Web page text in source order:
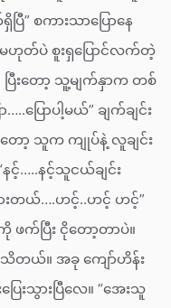
စကားသာပြောနေ
တ်ပဲ စူးရှပြောင်လက်တဲ့
းတော့ သူ့မျက်နှာက တစ်
ပြောပါ့မယ်” ချက်ချင်း
ော့ သူက ကျုပ်နဲ့ လူချင်း
…..နင့်သူငယ်ချင်း
းတယ်….ဟင့်..ဟင့် ဟင့်”
ဖက်ပြီး ငိုတော့တာပဲ။
တယ်။ အခု ကျော်ဟိန်း
ေးသွားပြီလေ။ “အေးသူ